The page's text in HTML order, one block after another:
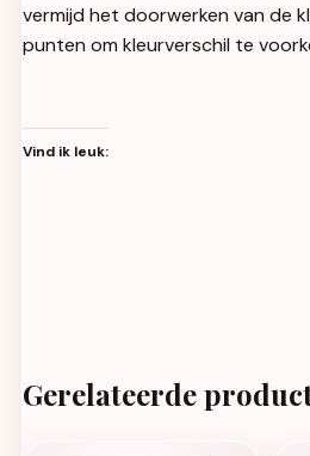
vermijd het doorwerken van de
punten om kleurverschil te
Vind ik leuk:
Gerelateerde